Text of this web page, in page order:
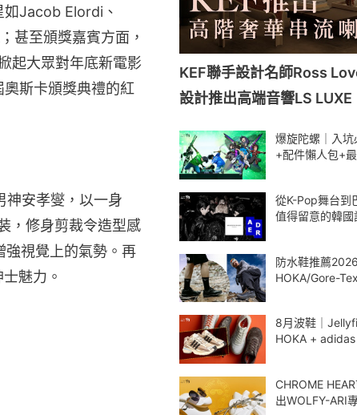
Jacob Elordi、
甚至頒獎嘉賓方面，
起大眾對年底新電影
奧斯卡頒獎典禮的紅
神安孝燮，以一身
，修身剪裁令造型感
強視覺上的氣勢。再
魅力。
KEF聯手設計名師Ross
設計推出高端音響LS LUXE
爆旋陀螺｜入
+配件懶人包+
從K-Pop舞台到
值得留意的韓
防水鞋推薦
HOKA/Gore-
8月波鞋｜
HOKA +
CHROME
出WOLFY-ARI